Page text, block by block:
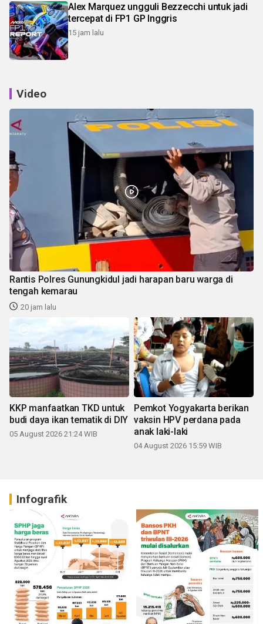
Alex Marquez ungguli Bezzecchi untuk jadi
tercepat di FP1 GP Inggris
15 jam lalu
Video
Rantis Polres Gunungkidul jadi harapan baru warga di
tengah kemarau
20 jam lalu
KKP manfaatkan TKD untuk
budi daya ikan tematik di DIY
05 August 2026 21:24 WIB
Pemkot Yogyakarta berikan
vaksin HPV perdana pada
anak laki-laki
04 August 2026 15:59 WIB
Infografik